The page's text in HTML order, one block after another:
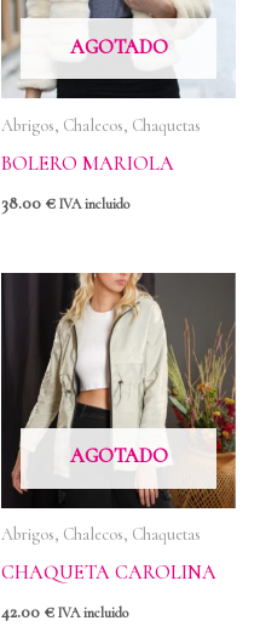
AGOTADO
Abrigos, Chalecos, Chaquetas
BOLERO MARIOLA
38.00 € IVA incluido
AGOTADO
Abrigos, Chalecos, Chaquetas
CHAQUETA CAROLINA
42.00 € IVA incluido